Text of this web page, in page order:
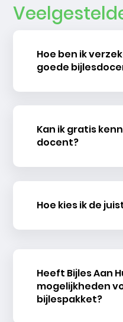
Hoe ben ik
goede
Kan ik gratis
docent?
Hoe kies ik de
Heeft Bijles Aan
mogelijkheden
bijlespakket?